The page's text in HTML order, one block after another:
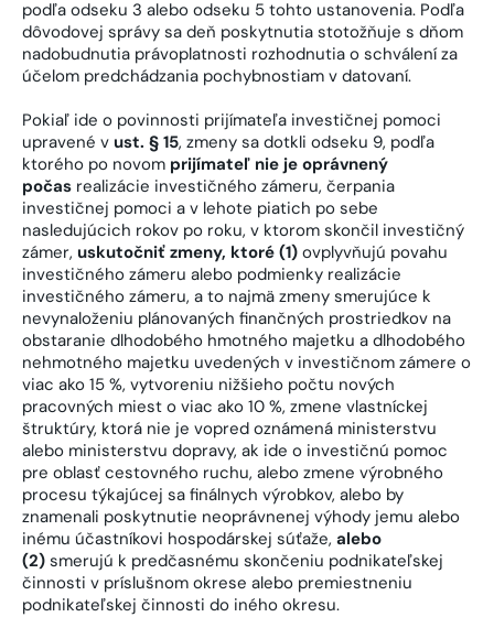
podľa odseku 3 alebo odseku 5 tohto ustanovenia. Podľa
dôvodovej správy sa deň poskytnutia stotožňuje s dňom
nadobudnutia právoplatnosti rozhodnutia o schválení za
účelom predchádzania pochybnostiam v datovaní.
Pokiaľ ide o povinnosti prijímateľa investičnej pomoci
upravené v ust. § 15, zmeny sa dotkli odseku 9, podľa
ktorého po novom prijímateľ nie je oprávnený
počas realizácie investičného zámeru, čerpania
investičnej pomoci a v lehote piatich po sebe
nasledujúcich rokov po roku, v ktorom skončil investičný
zámer, uskutočniť zmeny, ktoré (1) ovplyvňujú povahu
investičného zámeru alebo podmienky realizácie
investičného zámeru, a to najmä zmeny smerujúce k
nevynaloženiu plánovaných finančných prostriedkov na
obstaranie dlhodobého hmotného majetku a dlhodobého
nehmotného majetku uvedených v investičnom zámere o
viac ako 15 %, vytvoreniu nižšieho počtu nových
pracovných miest o viac ako 10 %, zmene vlastníckej
štruktúry, ktorá nie je vopred oznámená ministerstvu
alebo ministerstvu dopravy, ak ide o investičnú pomoc
pre oblasť cestovného ruchu, alebo zmene výrobného
procesu týkajúcej sa finálnych výrobkov, alebo by
znamenali poskytnutie neoprávnenej výhody jemu alebo
inému účastníkovi hospodárskej súťaže, alebo
(2) smerujú k predčasnému skončeniu podnikateľskej
činnosti v príslušnom okrese alebo premiestneniu
podnikateľskej činnosti do iného okresu.